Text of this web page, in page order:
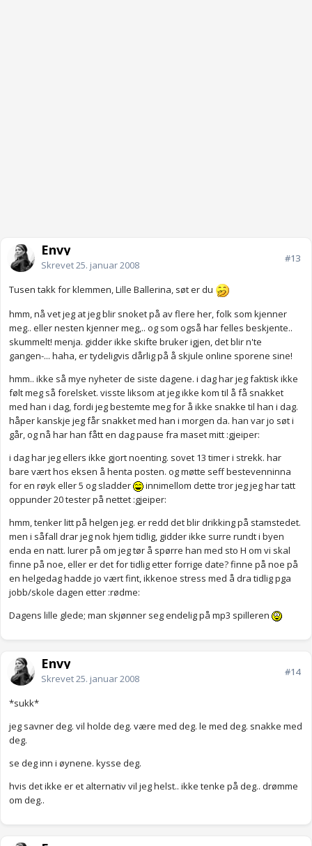
Envy
Skrevet25. januar 2008
#13
Tusen takk for klemmen, Lille Ballerina, søt er du
hmm, nå vet jeg at jeg blir snoket på av flere her, folk som kjenner
meg.. eller nesten kjenner meg,.. og som også har felles beskjente..
skummelt! menja. gidder ikke skifte bruker igjen, det blir n'te
gangen-... haha, er tydeligvis dårlig på å skjule online sporene sine!
hmm.. ikke så mye nyheter de siste dagene. i dag har jeg faktisk ikke
følt meg så forelsket. visste liksom at jeg ikke kom til å få snakket
med han i dag, fordi jeg bestemte meg for å ikke snakke til han i dag.
håper kanskje jeg får snakket med han i morgen da. han var jo søt i
går, og nå har han fått en dag pause fra maset mitt :gjeiper:
i dag har jeg ellers ikke gjort noenting. sovet 13 timer i strekk. har
bare vært hos eksen å henta posten. og møtte seff bestevenninna
for en røyk eller 5 og sladder
innimellom dette tror jeg jeg har tatt
oppunder 20 tester på nettet :gjeiper:
hmm, tenker litt på helgen jeg. er redd det blir drikking på stamstedet.
men i såfall drar jeg nok hjem tidlig, gidder ikke surre rundt i byen
enda en natt. lurer på om jeg tør å spørre han med sto H om vi skal
finne på noe, eller er det for tidlig etter forrige date? finne på noe på
en helgedag hadde jo vært fint, ikkenoe stress med å dra tidlig pga
jobb/skole dagen etter :rødme:
Dagens lille glede; man skjønner seg endelig på mp3 spilleren
Envy
Skrevet25. januar 2008
#14
*sukk*
jeg savner deg. vil holde deg. være med deg. le med deg. snakke med
deg.
se deg inn i øynene. kysse deg.
hvis det ikke er et alternativ vil jeg helst.. ikke tenke på deg.. drømme
om deg..